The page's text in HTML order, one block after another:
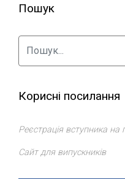
Пошук
Корисні посилання
Реєстрація вступника на
Сайт для випускників